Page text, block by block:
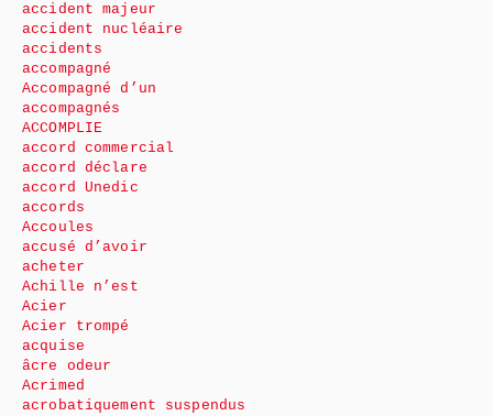
accident majeur
accident nucléaire
accidents
accompagné
Accompagné d’un
accompagnés
ACCOMPLIE
accord commercial
accord déclare
accord Unedic
accords
Accoules
accusé d’avoir
acheter
Achille n’est
Acier
Acier trompé
acquise
âcre odeur
Acrimed
acrobatiquement suspendus